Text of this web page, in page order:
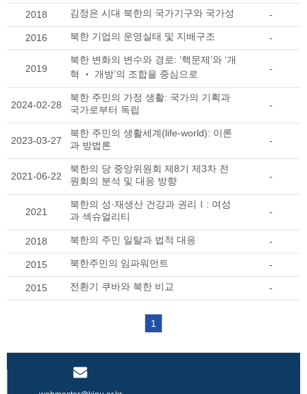
2018 김정은 시대 북한의 국가기구와 국가성 -
2016 북한 기업의 운영실태 및 지배구조 -
2019
북한 변화의 변수와 경로: ‘핵문제’와 ‘개
혁 ‧ 개방’의 조합을 중심으로
-
2024-02-28
북한 주민의 가정 생활: 국가의 기획과
국가로부터 독립
-
2023-03-27
북한 주민의 생활세계(life-world): 이론
과 방법론
-
2021-06-22
북한의 당 중앙위원회 제8기 제3차 전
원회의 분석 및 대응 방향
-
2021
북한의 성·재생산 건강과 권리Ⅰ: 여성
과 섹슈얼리티
-
2018 북한의 주민 일탈과 법적 대응 -
2015 북한주민의 임파워먼트 -
2015 전환기 쿠바와 북한 비교 -
1